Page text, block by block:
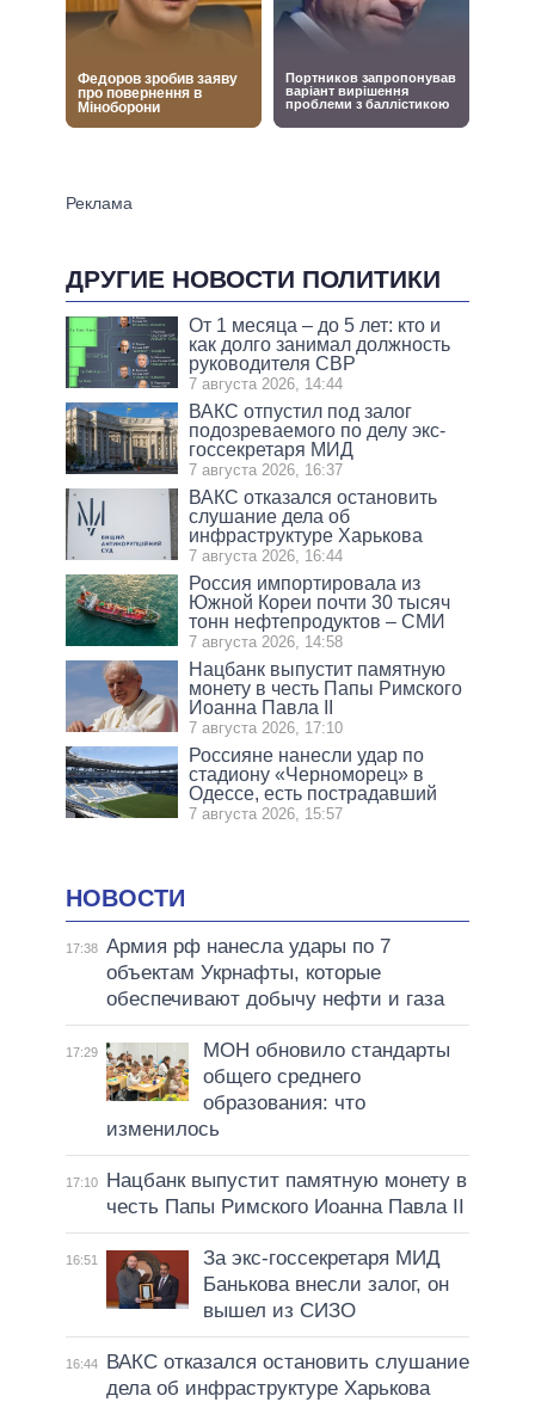
ДРУГИЕ НОВОСТИ ПОЛИТИКИ
От 1 месяца – до 5 лет: кто и
как долго занимал должность
руководителя СВР
7 августа 2026, 14:44
ВАКС отпустил под залог
подозреваемого по делу экс-
госсекретаря МИД
7 августа 2026, 16:37
ВАКС отказался остановить
слушание дела об
инфраструктуре Харькова
7 августа 2026, 16:44
Россия импортировала из
Южной Кореи почти 30 тысяч
тонн нефтепродуктов – СМИ
7 августа 2026, 14:58
Нацбанк выпустит памятную
монету в честь Папы Римского
Иоанна Павла II
7 августа 2026, 17:10
Россияне нанесли удар по
стадиону «Черноморец» в
Одессе, есть пострадавший
7 августа 2026, 15:57
НОВОСТИ
17:38 Армия рф нанесла удары по 7
объектам Укрнафты, которые
обеспечивают добычу нефти и газа
17:29
МОН обновило стандарты
общего среднего
образования: что
изменилось
17:10
Нацбанк выпустит памятную монету в
честь Папы Римского Иоанна Павла II
16:51
За экс-госсекретаря МИД
Банькова внесли залог, он
вышел из СИЗО
16:44
ВАКС отказался остановить слушание
дела об инфраструктуре Харькова